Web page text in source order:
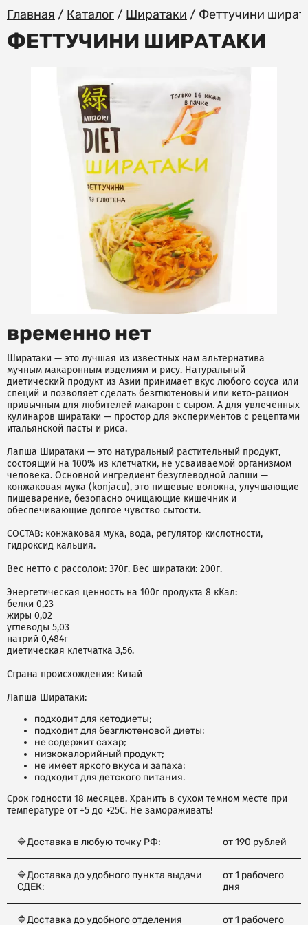
Главная / Каталог / Ширатаки / Феттучини
ФЕТТУЧИНИ ШИРАТАКИ
Ширатаки — это лучшая из известных нам альтернатива
мучным макаронным изделиям и рису. Натуральный
диетический продукт из Азии принимает вкус любого соуса или
специй и позволяет сделать безглютеновый или кето-рацион
привычным для любителей макарон с сыром. А для увлечённых
кулинаров ширатаки — простор для экспериментов с рецептами
итальянской пасты и риса.
Лапша Ширатаки — это натуральный растительный продукт,
состоящий на 100% из клетчатки, не усваиваемой организмом
человека. Основной ингредиент безуглеводной лапши —
конжаковая мука (konjacu), это пищевые волокна, улучшающие
пищеварение, безопасно очищающие кишечник и
обеспечивающие долгое чувство сытости.
СОСТАВ: конжаковая мука, вода, регулятор кислотности,
гидроксид кальция.
Вес нетто с рассолом: 370г. Вес ширатаки: 200г.
Энергетическая ценность на 100г продукта 8 кКал:
белки 0,23
жиры 0,02
углеводы 5,03
натрий 0,484г
диетическая клетчатка 3,56.
Страна происхождения: Китай
Лапша Ширатаки:
подходит для кетодиеты;
подходит для безглютеновой диеты;
не содержит сахар;
низкокалорийный продукт;
не имеет яркого вкуса и запаха;
подходит для детского питания.
Срок годности 18 месяцев. Хранить в сухом темном месте при
температуре от +5 до +25С. Не замораживать!
🔷Доставка в любую точку РФ: от 190 рублей
🔷Доставка до удобного пункта выдачи
СДЕК:
от 1 рабочего
дня
🔷Доставка до удобного отделения
от 1 рабочего
временно нет